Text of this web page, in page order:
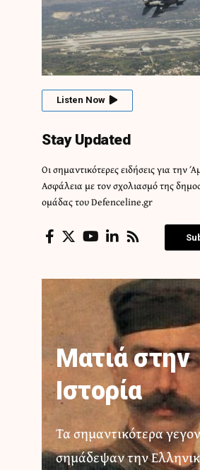
Listen Now
Stay Updated
Οι σημαντικότερες ειδήσεις για την
Ασφάλεια με τον σχολιασμό της
ομάδας του Defenceline.gr
Ματιά στην
Ιστορία
Τα σημαντικότερα
σημάδεψαν την